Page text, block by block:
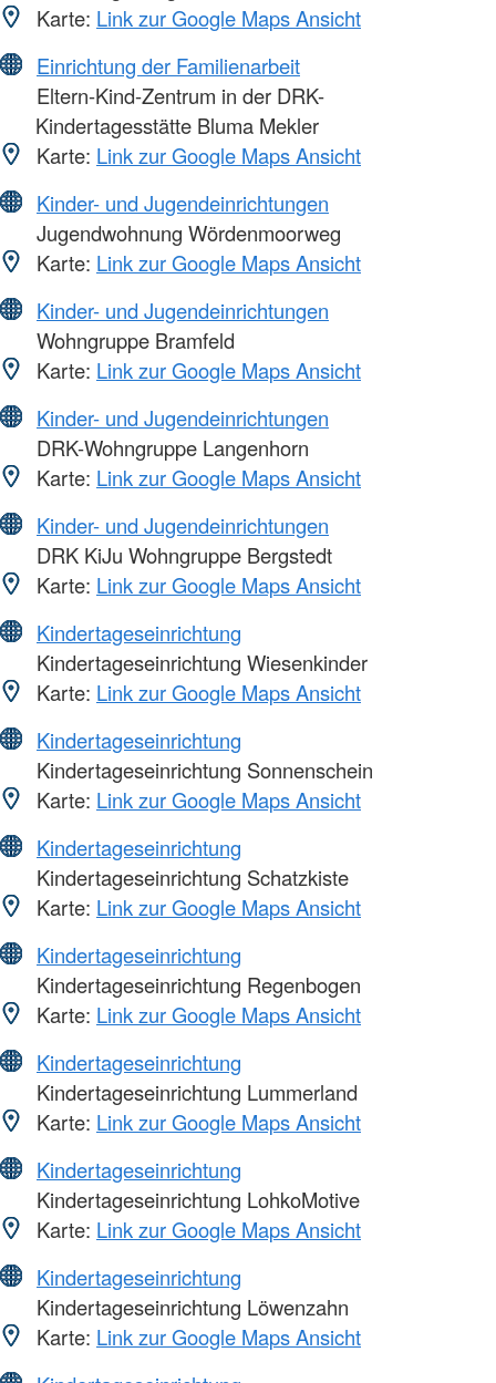
Karte: Link zur Google Maps Ansicht
Einrichtung der Familienarbeit
Eltern-Kind-Zentrum in der DRK-
Kindertagesstätte Bluma Mekler
Karte: Link zur Google Maps Ansicht
Kinder- und Jugendeinrichtungen
Jugendwohnung Wördenmoorweg
Karte: Link zur Google Maps Ansicht
Kinder- und Jugendeinrichtungen
Wohngruppe Bramfeld
Karte: Link zur Google Maps Ansicht
Kinder- und Jugendeinrichtungen
DRK-Wohngruppe Langenhorn
Karte: Link zur Google Maps Ansicht
Kinder- und Jugendeinrichtungen
DRK KiJu Wohngruppe Bergstedt
Karte: Link zur Google Maps Ansicht
Kindertageseinrichtung
Kindertageseinrichtung Wiesenkinder
Karte: Link zur Google Maps Ansicht
Kindertageseinrichtung
Kindertageseinrichtung Sonnenschein
Karte: Link zur Google Maps Ansicht
Kindertageseinrichtung
Kindertageseinrichtung Schatzkiste
Karte: Link zur Google Maps Ansicht
Kindertageseinrichtung
Kindertageseinrichtung Regenbogen
Karte: Link zur Google Maps Ansicht
Kindertageseinrichtung
Kindertageseinrichtung Lummerland
Karte: Link zur Google Maps Ansicht
Kindertageseinrichtung
Kindertageseinrichtung LohkoMotive
Karte: Link zur Google Maps Ansicht
Kindertageseinrichtung
Kindertageseinrichtung Löwenzahn
Karte: Link zur Google Maps Ansicht